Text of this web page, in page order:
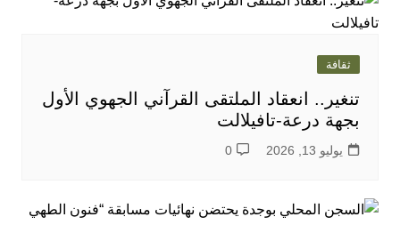
ثقافة
تنغير.. انعقاد الملتقى القرآني الجهوي الأول
بجهة درعة-تافيلالت
يوليو 13, 2026 0